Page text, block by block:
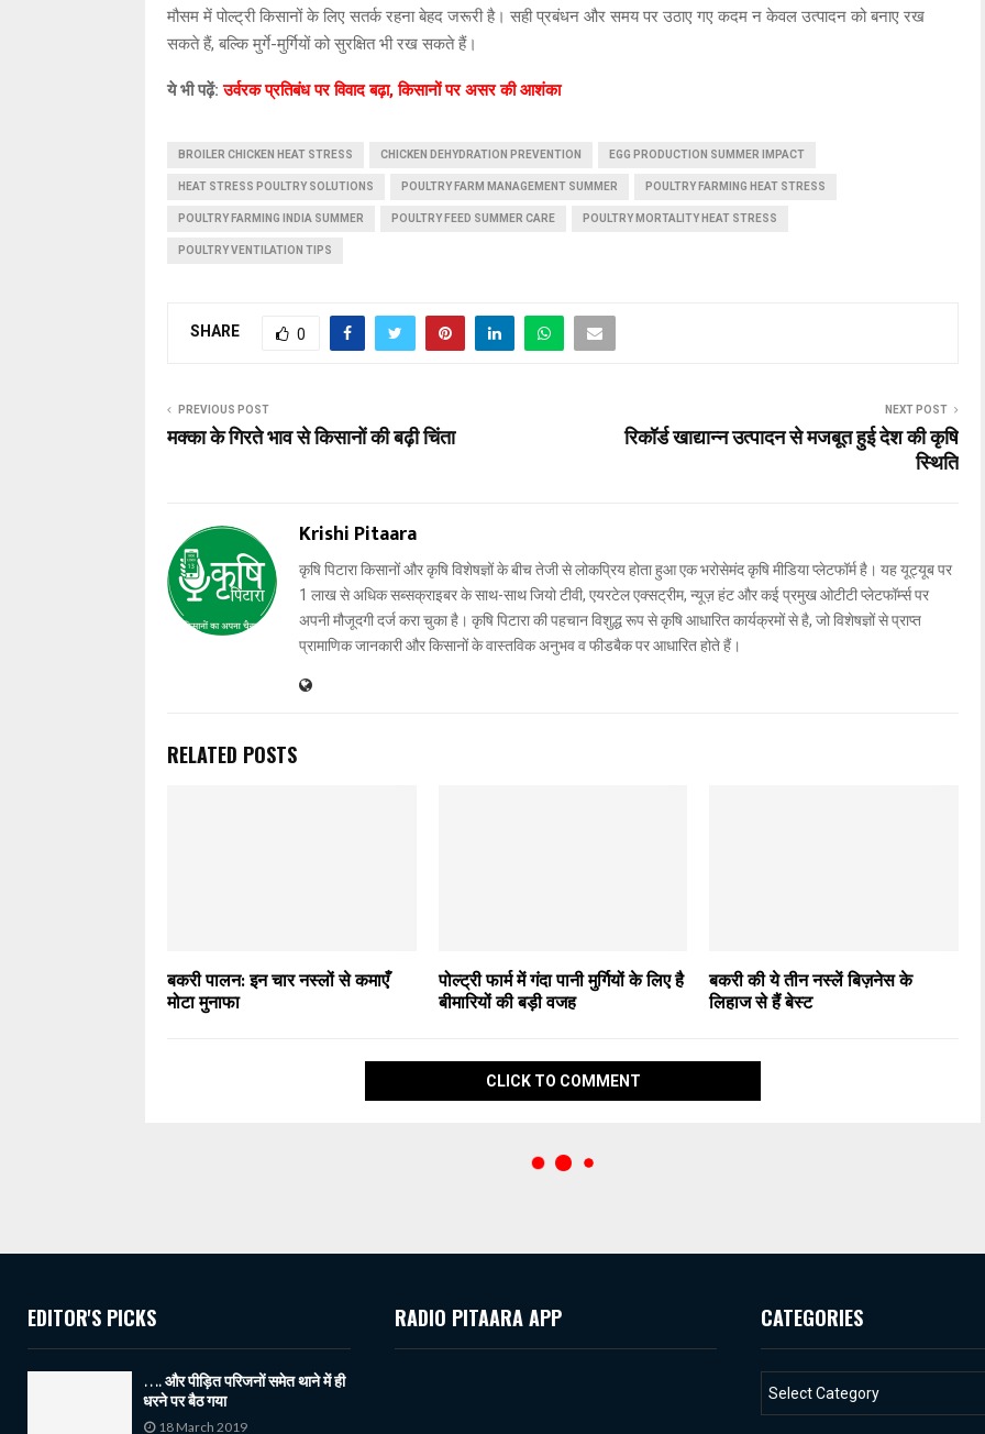
मौसम में पोल्ट्री किसानों के लिए सतर्क रहना बेहद जरूरी है। सही प्रबंधन और समय पर उठाए गए कदम न केवल उत्पादन को बनाए रख
सकते हैं, बल्कि मुर्गे-मुर्गियों को सुरक्षित भी रख सकते हैं।
ये भी पढ़ें:उर्वरक प्रतिबंध पर विवाद बढ़ा, किसानों पर असर की आशंका
BROILER CHICKEN HEAT STRESS CHICKEN DEHYDRATION PREVENTION EGG PRODUCTION SUMMER IMPACT
HEAT STRESS POULTRY SOLUTIONS POULTRY FARM MANAGEMENT SUMMER POULTRY FARMING HEAT STRESS
POULTRY FARMING INDIA SUMMER POULTRY FEED SUMMER CARE POULTRY MORTALITY HEAT STRESS
POULTRY VENTILATION TIPS
SHARE 0
PREVIOUS POST
मक्का के गिरते भाव से किसानों की बढ़ी चिंता
NEXT POST
रिकॉर्ड खाद्यान्न उत्पादन से मजबूत हुई देश की कृषि
स्थिति
Krishi Pitaara
कृषि पिटारा किसानों और कृषि विशेषज्ञों के बीच तेजी से लोकप्रिय होता हुआ एक भरोसेमंद कृषि मीडिया प्लेटफॉर्म है। यह यूट्यूब पर
1 लाख से अधिक सब्सक्राइबर के साथ-साथ जियो टीवी, एयरटेल एक्सट्रीम, न्यूज़ हंट और कई प्रमुख ओटीटी प्लेटफॉर्म्स पर
अपनी मौजूदगी दर्ज करा चुका है। कृषि पिटारा की पहचान विशुद्ध रूप से कृषि आधारित कार्यक्रमों से है, जो विशेषज्ञों से प्राप्त
प्रामाणिक जानकारी और किसानों के वास्तविक अनुभव व फीडबैक पर आधारित होते हैं।
RELATED POSTS
बकरी पालन: इन चार नस्लों से कमाएँ
मोटा मुनाफा
पोल्ट्री फार्म में गंदा पानी मुर्गियों के लिए है
बीमारियों की बड़ी वजह
बकरी की ये तीन नस्लें बिज़नेस के
लिहाज से हैं बेस्ट
CLICK TO COMMENT
EDITOR'S PICKS
…. और पीड़ित परिजनों समेत थाने में ही
धरने पर बैठ गया
18 March 2019
RADIO PITAARA APP CATEGORIES